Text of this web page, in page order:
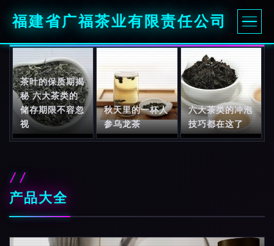
福建省广福茶业有限责任公司
茶叶的保质期揭
秘 六大茶类的
储存期限不容忽
视
秋天里的一杯人
参乌龙茶
六大茶类的冲泡
技巧都在这了
产品大全